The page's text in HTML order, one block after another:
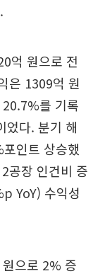
억 원으로 전
은 1309억 원
를 기록
었다. 분기 해
인트 상승했
공장 인건비 증
YoY) 수익성
으로 2% 증